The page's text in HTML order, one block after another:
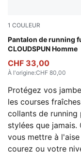
1 COULEUR
Pantalon de running
CLOUDSPUN Homme
Puma Black
CHF 33,00
À l'origine:CHF 80,00
Protégez vos
les courses
collants de running
stylées que
vous mettre à
courez ou votre